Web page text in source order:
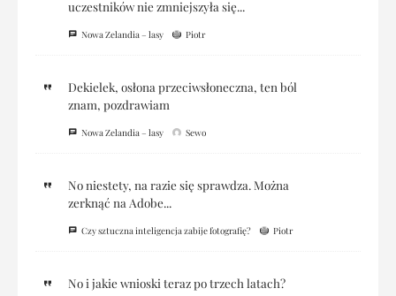
uczestników nie zmniejszyła się...
Nowa Zelandia – lasy Piotr
Dekielek, osłona przeciwsłoneczna, ten ból
znam, pozdrawiam
Nowa Zelandia – lasy Sewo
No niestety, na razie się sprawdza. Można
zerknąć na Adobe...
Czy sztuczna inteligencja zabije fotografię? Piotr
No i jakie wnioski teraz po trzech latach?